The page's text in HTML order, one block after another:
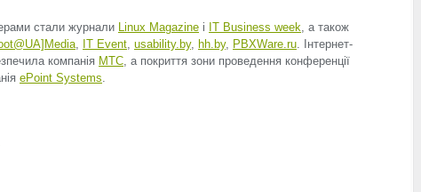
стали журнали Linux Magazine і IT Business week, а також
, IT Event, usability.by, hh.by, PBXWare.ru. Інтернет-
компанія МТС, а покриття зони проведення конференції
ePoint Systems.